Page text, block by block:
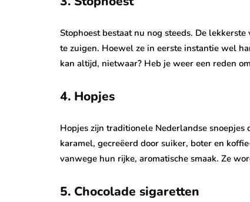
Stophoest bestaat nu nog steeds. De
te zuigen. Hoewel ze in eerste instantie wel
kan altijd, nietwaar? Heb je weer een reden
4. Hopjes
Hopjes zijn traditionele Nederlandse
karamel, gecreëerd door suiker, boter en
vanwege hun rijke, aromatische smaak. Ze
5. Chocolade sigaretten